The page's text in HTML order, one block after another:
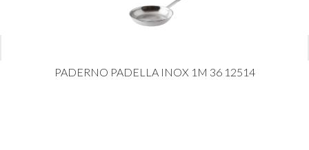
PADERNO PADELLA INOX 1M 36 12514